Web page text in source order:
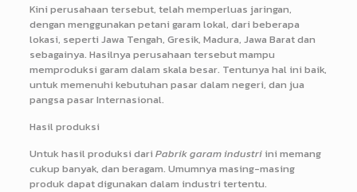
Kini perusahaan tersebut, telah memperluas jaringan,
dengan menggunakan petani garam lokal, dari beberapa
lokasi, seperti Jawa Tengah, Gresik, Madura, Jawa Barat dan
sebagainya. Hasilnya perusahaan tersebut mampu
memproduksi garam dalam skala besar. Tentunya hal ini baik,
untuk memenuhi kebutuhan pasar dalam negeri, dan jua
pangsa pasar Internasional.
Hasil produksi
Untuk hasil produksi dari Pabrik garam industriini memang
cukup banyak, dan beragam. Umumnya masing-masing
produk dapat digunakan dalam industri tertentu.